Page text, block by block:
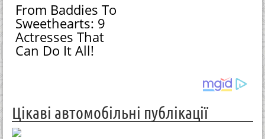
From Baddies To
Sweethearts: 9
Actresses That
Can Do It All!
Цікаві автомобільні публікації